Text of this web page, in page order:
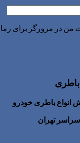
من در مرورگر برای
باطری
باطری خودرو
تهران